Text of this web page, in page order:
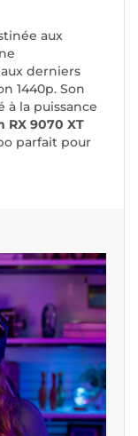
aux
derniers
1440p. Son
à la puissance
RX 9070 XT
parfait pour